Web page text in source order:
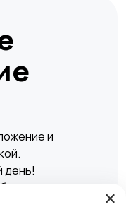
и
день!
жилье,
×